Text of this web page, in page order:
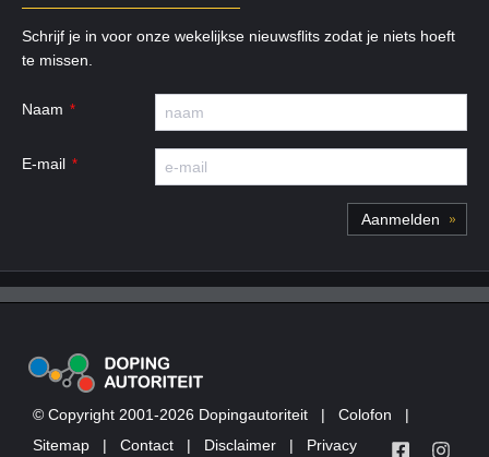
Schrijf je in voor onze wekelijkse nieuwsflits zodat je niets hoeft
te missen.
Naam
E-mail
© Copyright 2001-2026 Dopingautoriteit | Colofon
|
Sitemap
| Contact | Disclaimer | Privacy